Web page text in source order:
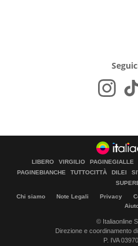
LIBERO VIRGILIO PAGINEGIALLE
PAGINEBIANCHE
TUTTOCITTÀ DILEI
Chi siamo Note Legali Privacy
© Italiaonline
Direzione e coordinamento
P. IVA